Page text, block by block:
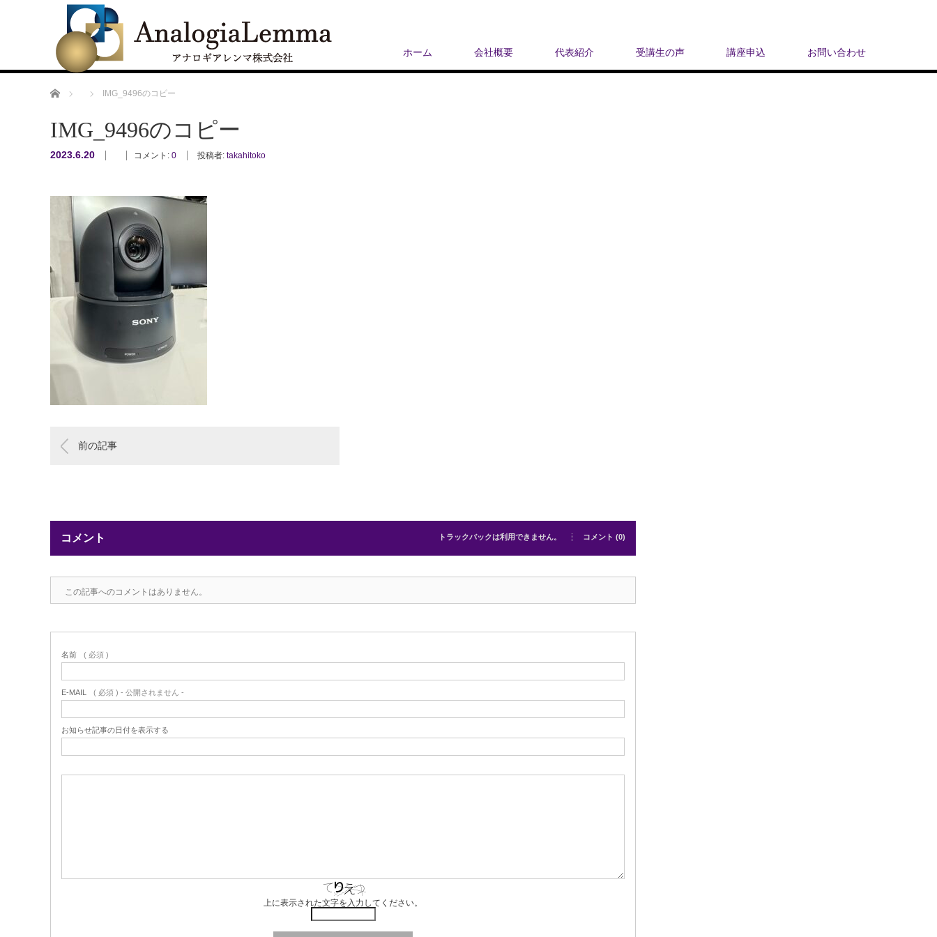
ホーム 会社概要 代表紹介 受講生の声 講座申込 お問い合わせ
ホーム IMG_9496のコピー
IMG_9496のコピー
2023.6.20 コメント: 0 投稿者: takahitoko
前の記事
コメント トラックバックは利用できません。 コメント (0)
この記事へのコメントはありません。
名前 ( 必須 )
E-MAIL ( 必須 ) - 公開されません -
お知らせ記事の日付を表示する
上に表示された文字を入力してください。